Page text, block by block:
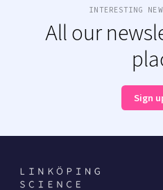
INTERESTING
All our
Sign